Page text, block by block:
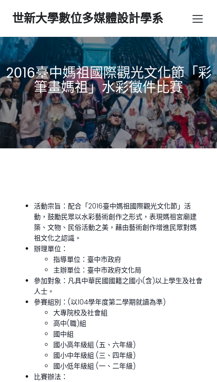
世新大學數位多媒體設計學系
2016臺中媽祖國際觀光文化節「彩
筆畫媽祖」水彩徵件比賽
活動宗旨：配合「2016臺中媽祖國際觀光文化節」活
動，鼓勵民眾以水彩藝術創作之形式，表現媽祖宮廟建
築、文物、民俗活動之美，藉由藝術創作增進民眾對媽
祖文化之認識。
辦理單位：
指導單位：臺中市政府
主辦單位：臺中市政府文化局
參加對象：凡具中華民國國籍之國小(含)以上學生及社會
人士。
參賽組別：(以104學年度第二學期就讀為準)
大專院校及社會組
高中(職)組
國中組
國小高年級組 (五、六年級)
國小中年級組 (三、四年級)
國小低年級組 (一、二年級)
比賽辦法：